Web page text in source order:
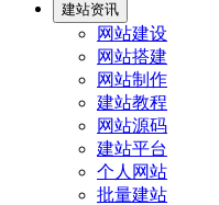
建站资讯
网站建设
网站搭建
网站制作
建站教程
网站源码
建站平台
个人网站
批量建站